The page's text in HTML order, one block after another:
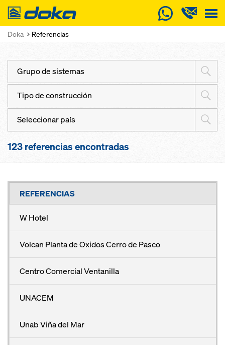
Doka
Doka Referencias
Grupo de sistemas
Tipo de construcción
Seleccionar país
123 referencias encontradas
REFERENCIAS
W Hotel
Volcan Planta de Oxidos Cerro de Pasco
Centro Comercial Ventanilla
UNACEM
Unab Viña del Mar